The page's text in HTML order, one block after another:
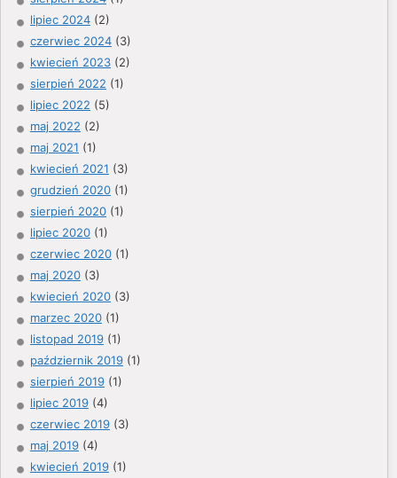
lipiec 2024 (2)
czerwiec 2024 (3)
kwiecień 2023 (2)
sierpień 2022 (1)
lipiec 2022 (5)
maj 2022 (2)
maj 2021 (1)
kwiecień 2021 (3)
grudzień 2020 (1)
sierpień 2020 (1)
lipiec 2020 (1)
czerwiec 2020 (1)
maj 2020 (3)
kwiecień 2020 (3)
marzec 2020 (1)
listopad 2019 (1)
październik 2019 (1)
sierpień 2019 (1)
lipiec 2019 (4)
czerwiec 2019 (3)
maj 2019 (4)
kwiecień 2019 (1)